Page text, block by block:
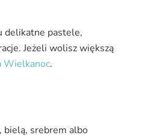
delikatne pastele,
Jeżeli wolisz większą
Wielkanoc.
bielą, srebrem albo